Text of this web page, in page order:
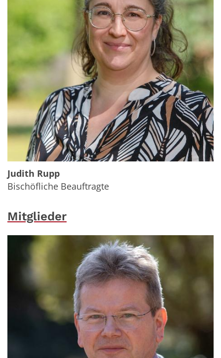
Judith Rupp
Bischöfliche Beauftragte
Mitglieder